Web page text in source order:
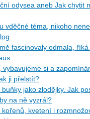
odysea aneb Jak chytit
vděčné téma, nikoho
fascinovaly odmala,
vybavujeme si a
ji přelstít?
buňky jako zlodějky. Jak
na ně vyzrál?
kořenů, kvetení i